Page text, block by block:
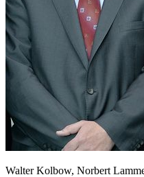
Walter Kolbow, Norbert